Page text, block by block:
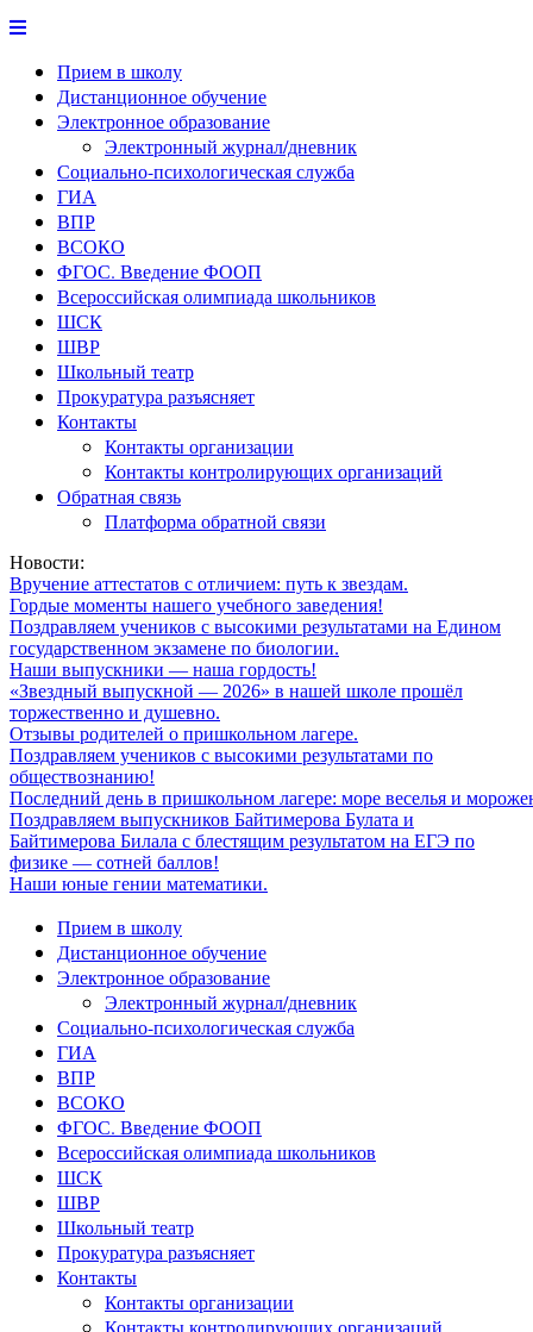
Прием в школу
Дистанционное обучение
Электронное образование
Электронный журнал/дневник
Социально-психологическая служба
ГИА
ВПР
ВСОКО
ФГОС. Введение ФООП
Всероссийская олимпиада школьников
ШСК
ШВР
Школьный театр
Прокуратура разъясняет
Контакты
Контакты организации
Контакты контролирующих организаций
Обратная связь
Платформа обратной связи
Новости:
Вручение аттестатов с отличием: путь к звездам.
Гордые моменты нашего учебного заведения!
Поздравляем учеников с высокими результатами на Едином
государственном экзамене по биологии.
Наши выпускники — наша гордость!
«Звездный выпускной — 2026» в нашей школе прошёл
торжественно и душевно.
Отзывы родителей о пришкольном лагере.
Поздравляем учеников с высокими результатами по
обществознанию!
Последний день в пришкольном лагере: море веселья и
Поздравляем выпускников Байтимерова Булата и
Байтимерова Билала с блестящим результатом на ЕГЭ по
физике — сотней баллов!
Наши юные гении математики.
Прием в школу
Дистанционное обучение
Электронное образование
Электронный журнал/дневник
Социально-психологическая служба
ГИА
ВПР
ВСОКО
ФГОС. Введение ФООП
Всероссийская олимпиада школьников
ШСК
ШВР
Школьный театр
Прокуратура разъясняет
Контакты
Контакты организации
Контакты контролирующих организаций